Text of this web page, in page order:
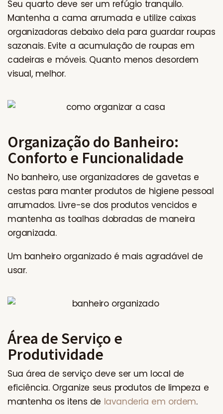
Seu quarto deve ser um refúgio tranquilo.
Mantenha a cama arrumada e utilize caixas
organizadoras debaixo dela para guardar roupas
sazonais. Evite a acumulação de roupas em
cadeiras e móveis. Quanto menos desordem
visual, melhor.
Organização do Banheiro:
Conforto e Funcionalidade
No banheiro, use organizadores de gavetas e
cestas para manter produtos de higiene pessoal
arrumados. Livre-se dos produtos vencidos e
mantenha as toalhas dobradas de maneira
organizada.
Um banheiro organizado é mais agradável de
usar.
Área de Serviço e
Produtividade
Sua área de serviço deve ser um local de
eficiência. Organize seus produtos de limpeza e
mantenha os itens de lavanderia em ordem.